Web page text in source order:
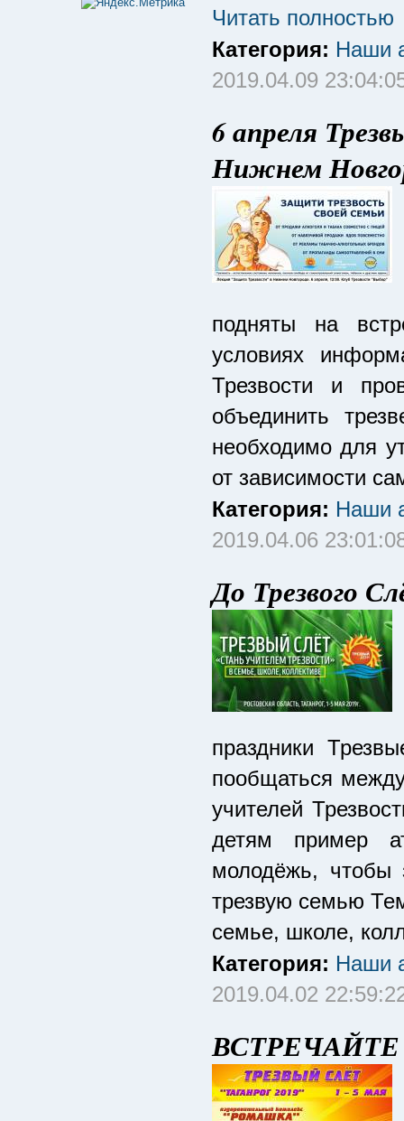
Читать полностью
Категория: Наши
2019.04.09
6 апреля
Нижнем
подняты на
условиях
Трезвости и
объединить
необходимо для
от зависимости
Категория: Наши
2019.04.06
До Трезвого
праздники
пообщаться
учителей
детям пример
молодёжь, чтобы
трезвую семью
семье, школе,
Категория: Наши
2019.04.02